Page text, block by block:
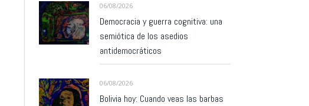
06/08/2026
Democracia y guerra cognitiva: una
semiótica de los asedios
antidemocráticos
06/08/2026
Bolivia hoy: Cuando veas las barbas